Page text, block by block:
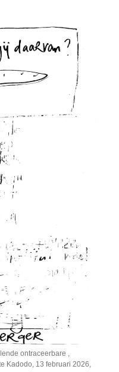
ontraceerbare ,
Kadodo, 13 februari 2026,